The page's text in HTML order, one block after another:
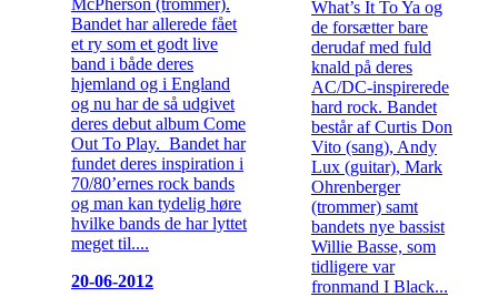
Bandet har allerede fået
et ry som et godt live
band i både deres
hjemland og i England
og nu har de så udgivet
deres debut album Come
Out To Play. Bandet har
fundet deres inspiration i
70/80’ernes rock bands
og man kan tydelig høre
hvilke bands de har lyttet
meget til....
20-06-2012
What’s It To Ya og
de forsætter bare
derudaf med fuld
knald på deres
AC/DC-inspirerede
hard rock. Bandet
består af Curtis Don
Vito (sang), Andy
Lux (guitar), Mark
Ohrenberger
(trommer) samt
bandets nye bassist
Willie Basse, som
tidligere var
fronmand I Black...